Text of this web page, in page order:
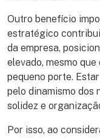
Outro benefício
estratégico
da empresa,
elevado, mesmo
pequeno porte.
pelo dinamismo dos
solidez e
Por isso, ao